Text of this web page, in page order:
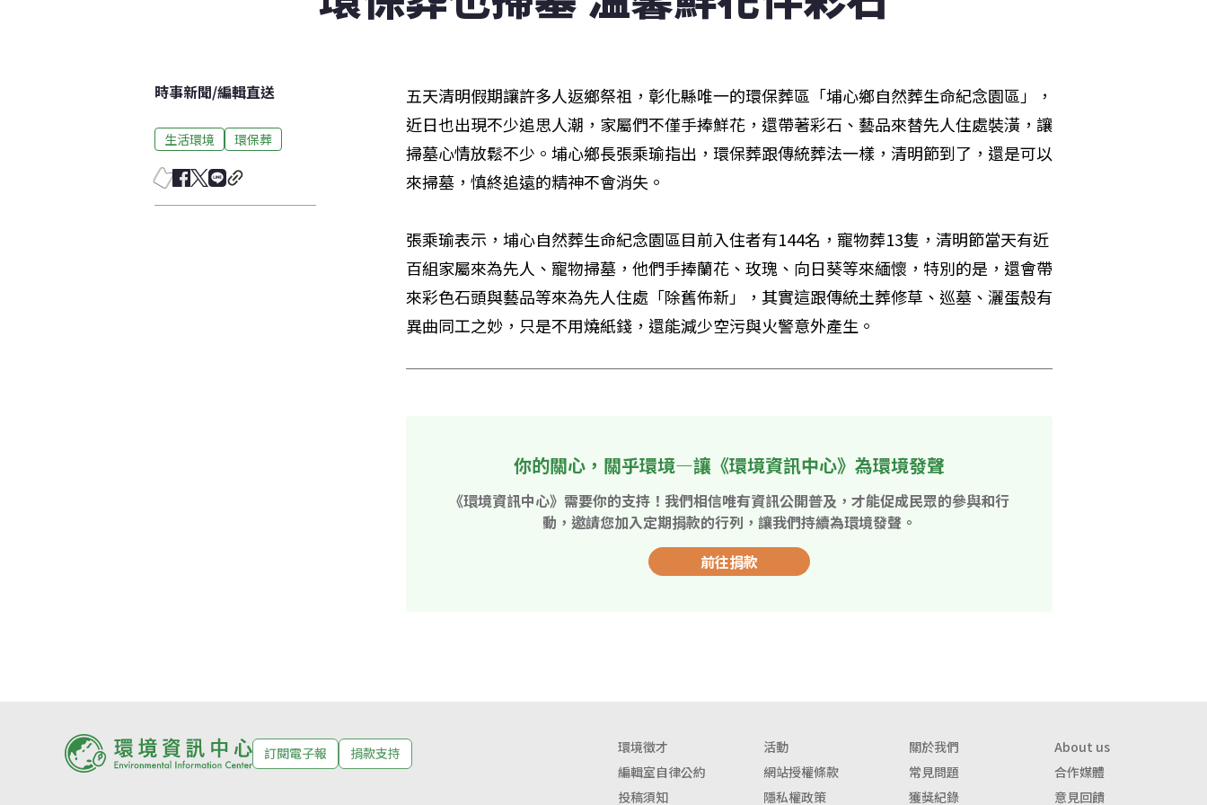
時事新聞/編輯直送
生活環境 環保葬
五天清明假期讓許多人返鄉祭祖，彰化縣唯一的環保葬區「埔心鄉自然葬生命紀念園區」，
近日也出現不少追思人潮，家屬們不僅手捧鮮花，還帶著彩石、藝品來替先人住處裝潢，讓
掃墓心情放鬆不少。埔心鄉長張乘瑜指出，環保葬跟傳統葬法一樣，清明節到了，還是可以
來掃墓，慎終追遠的精神不會消失。
張乘瑜表示，埔心自然葬生命紀念園區目前入住者有144名，寵物葬13隻，清明節當天有近
百組家屬來為先人、寵物掃墓，他們手捧蘭花、玫瑰、向日葵等來緬懷，特別的是，還會帶
來彩色石頭與藝品等來為先人住處「除舊佈新」，其實這跟傳統土葬修草、巡墓、灑蛋殼有
異曲同工之妙，只是不用燒紙錢，還能減少空污與火警意外產生。
你的關心，關乎環境—讓《環境資訊中心》為環境發聲
《環境資訊中心》需要你的支持！我們相信唯有資訊公開普及，才能促成民眾的參與和行
動，邀請您加入定期捐款的行列，讓我們持續為環境發聲。
前往捐款
訂閱電子報 捐款支持 環境徵才 活動 關於我們
About us
編輯室自律公約
網站授權條款 常見問題
合作媒體
投稿須知
隱私權政策 獲獎紀錄 意見回饋